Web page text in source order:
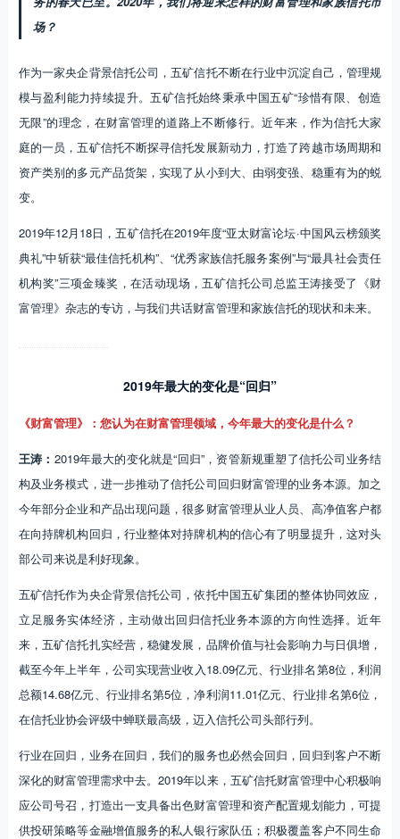
场？
作为一家央企背景信托公司，五矿信托不断在行业中沉淀自己，管理规
模与盈利能力持续提升。五矿信托始终秉承中国五矿“珍惜有限、创造
无限”的理念，在财富管理的道路上不断修行。近年来，作为信托大家
庭的一员，五矿信托不断探寻信托发展新动力，打造了跨越市场周期和
资产类别的多元产品货架，实现了从小到大、由弱变强、稳重有为的蜕
变。
2019年12月18日，五矿信托在2019年度“亚太财富论坛·中国风云榜颁奖
典礼”中斩获“最佳信托机构”、“优秀家族信托服务案例”与“最具社会责任
机构奖”三项金臻奖，在活动现场，五矿信托公司总监王涛接受了《财
富管理》杂志的专访，与我们共话财富管理和家族信托的现状和未来。
2019年最大的变化是“回归”
《财富管理》：您认为在财富管理领域，今年最大的变化是什么？
王涛： 2019年最大的变化就是“回归”，资管新规重塑了信托公司业务结
构及业务模式，进一步推动了信托公司回归财富管理的业务本源。加之
今年部分企业和产品出现问题，很多财富管理从业人员、高净值客户都
在向持牌机构回归，行业整体对持牌机构的信心有了明显提升，这对头
部公司来说是利好现象。
五矿信托作为央企背景信托公司，依托中国五矿集团的整体协同效应，
立足服务实体经济，主动做出回归信托业务本源的方向性选择。近年
来，五矿信托扎实经营，稳健发展，品牌价值与社会影响力与日俱增，
截至今年上半年，公司实现营业收入18.09亿元、行业排名第8位，利润
总额14.68亿元、行业排名第5位，净利润11.01亿元、行业排名第6位，
在信托业协会评级中蝉联最高级，迈入信托公司头部行列。
行业在回归，业务在回归，我们的服务也必然会回归，回归到客户不断
深化的财富管理需求中去。2019年以来，五矿信托财富管理中心积极响
应公司号召，打造出一支具备出色财富管理和资产配置规划能力，可提
供投研策略等金融增值服务的私人银行家队伍；积极覆盖客户不同生命